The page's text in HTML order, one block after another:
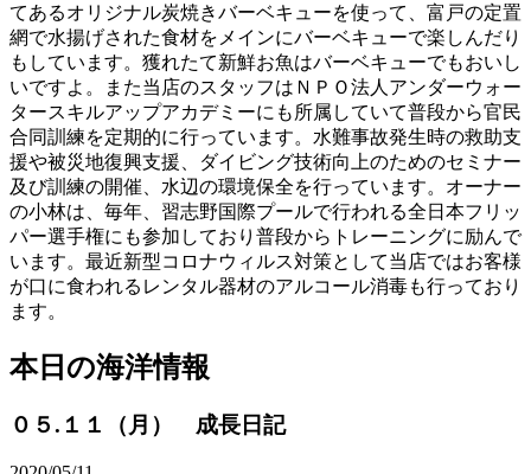
てあるオリジナル炭焼きバーベキューを使って、富戸の定置
網で水揚げされた食材をメインにバーベキューで楽しんだり
もしています。獲れたて新鮮お魚はバーベキューでもおいし
いですよ。また当店のスタッフはＮＰＯ法人アンダーウォー
タースキルアップアカデミーにも所属していて普段から官民
合同訓練を定期的に行っています。水難事故発生時の救助支
援や被災地復興支援、ダイビング技術向上のためのセミナー
及び訓練の開催、水辺の環境保全を行っています。オーナー
の小林は、毎年、習志野国際プールで行われる全日本フリッ
パー選手権にも参加しており普段からトレーニングに励んで
います。最近新型コロナウィルス対策として当店ではお客様
が口に食われるレンタル器材のアルコール消毒も行っており
ます。
本日の海洋情報
０５.１１（月） 成長日記